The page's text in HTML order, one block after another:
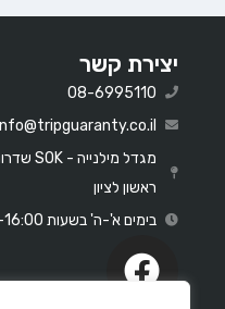
יצירת קשר
08-6995110
ראשון לציון
בימים א'-ה' בשעות 09:00-16:00